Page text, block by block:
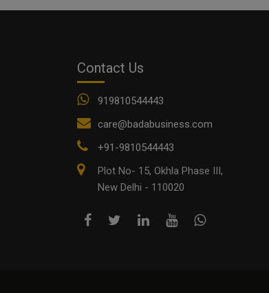
Contact Us
919810544443
care@badabusiness.com
+91-9810544443
Plot No- 15, Okhla Phase III,
New Delhi - 110020